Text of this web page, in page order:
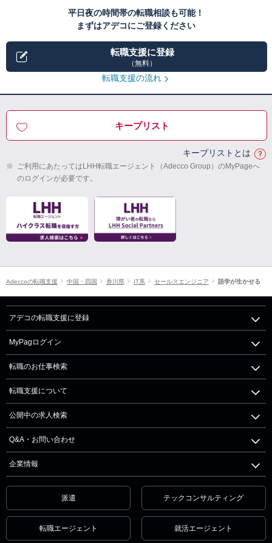
平日夜の時間帯の転職相談も可能！
まずはアデコにご登録ください
転職支援に登録
（無料）
転職支援の流れ
キープリスト
キープリストとは
※ ご利用にあたってはLHH転職エージェント（Adecco Group）のMyPageへ
のログインが必要です。
Adeccoの転職支援 中国・四国 香川県 IT系 セールスエンジニア 語学が生かせる
アデコの転職支援に登録
MyPagログイン
転職のお仕事検索
転職支援について
公開中の求人検索
Q&A・お問い合わせ
企業情報
派遣 テックコンサルティング
転職エージェント 就活エージェント